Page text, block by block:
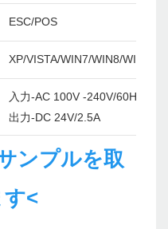
ESC/POS
XP/VISTA/WIN7/WIN8/WIN10/
入力-AC 100V -240V/60Hz
出力-DC 24V/2.5A
ンプルを取
<